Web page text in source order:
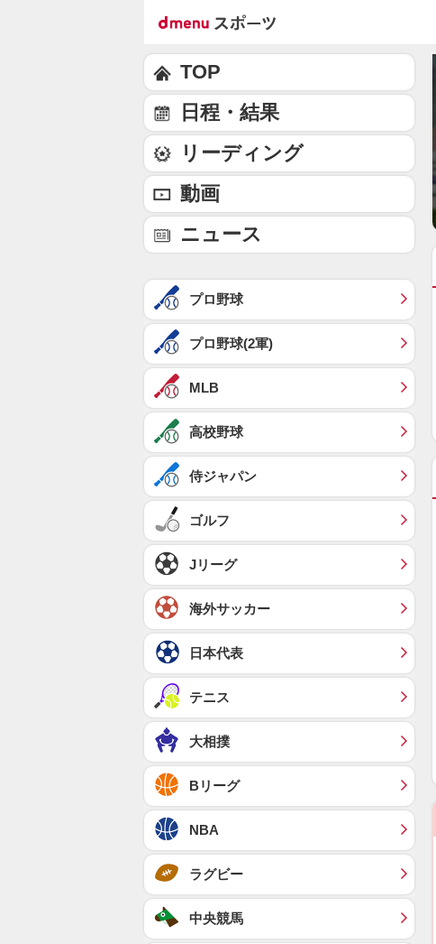
TOP
日程・結果
リーディング
動画
ニュース
プロ野球
プロ野球(2軍)
MLB
高校野球
侍ジャパン
ゴルフ
Jリーグ
海外サッカー
日本代表
テニス
大相撲
Bリーグ
NBA
ラグビー
中央競馬